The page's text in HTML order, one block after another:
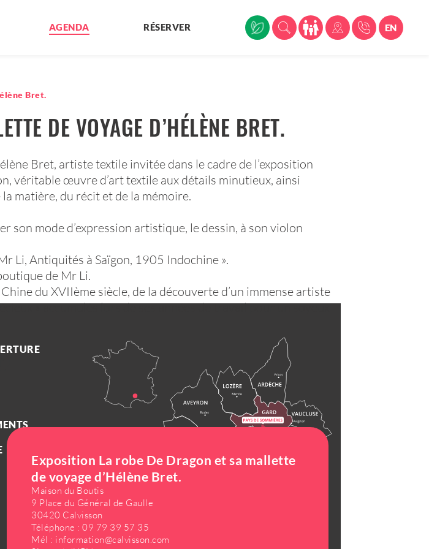
AGENDA RÉSERVER EN
Bret.
DE VOYAGE D’HÉLÈNE BRET.
Bret, artiste textile invitée dans le cadre de l’exposition
véritable œuvre d’art textile aux détails minutieux, ainsi
matière, du récit et de la mémoire.
son mode d’expression artistique, le dessin, à son violon
Li, Antiquités à Saïgon, 1905 Indochine ».
de Mr Li.
du XVIIème siècle, de la découverte d’un immense artiste
» accumulés lors de ses années de travail pour un soyeux
Exposition La robe De Dragon et sa mallette
de voyage d’Hélène Bret.
Maison du Boutis
9 Place du Général de Gaulle
30420 Calvisson
Téléphone : 09 79 39 57 35
Mél : information@calvisson.com